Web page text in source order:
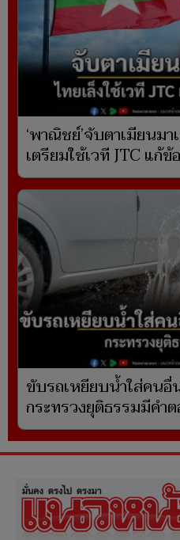
‘พาณิชย์’จับตาเมียนม
เตรียมใช้เวที JTC แก้ข้
ขับรถเหยียบน้ำใส่คน
กระทรวงยุติธรรมมีคำ